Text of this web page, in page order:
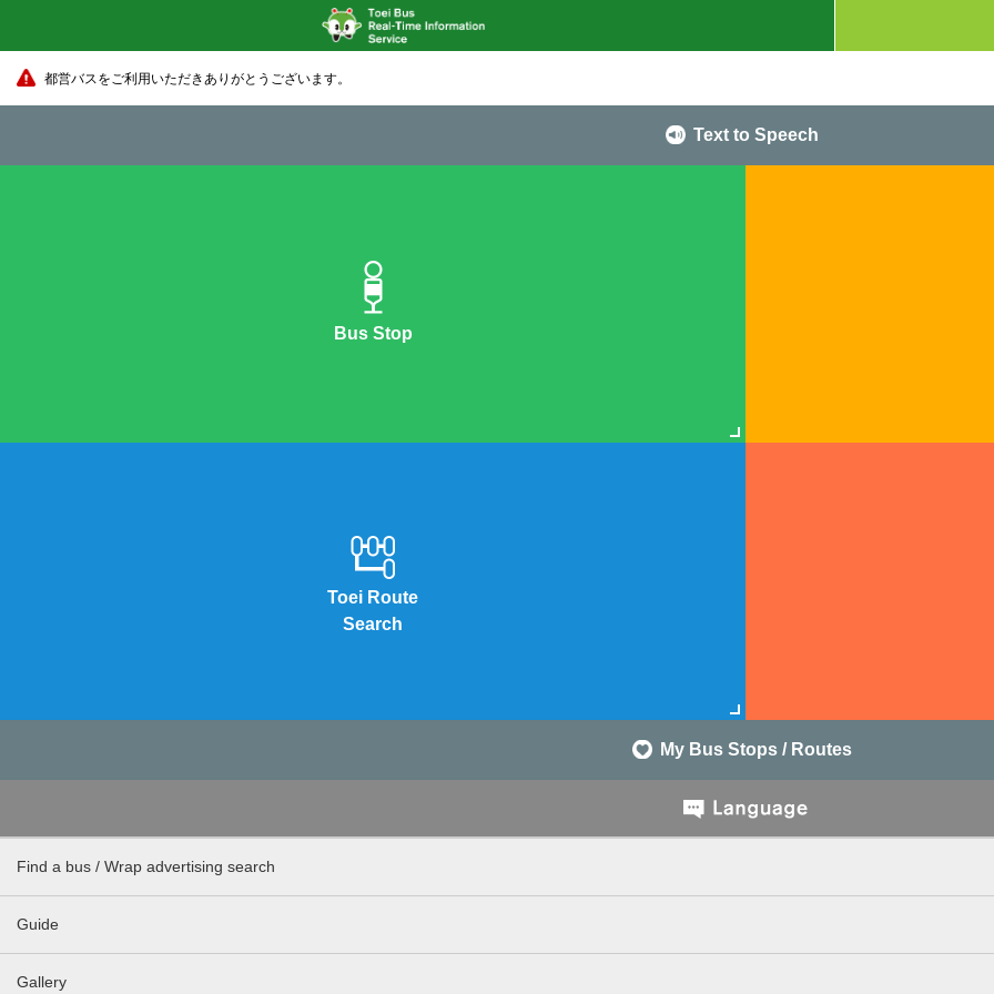
都営バスをご利用いただきありがとうございます。
Text to Speech
Bus Stop
Toei Route
Search
My Bus Stops / Routes
Find a bus / Wrap advertising search
Guide
Gallery